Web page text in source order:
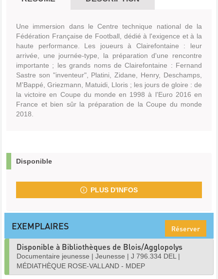
Une immersion dans le Centre technique national de la
Fédération Française de Football, dédié à l'exigence et à la
haute performance. Les joueurs à Clairefontaine : leur
arrivée, une journée-type, la préparation d'une rencontre
importante ; les grands noms de Clairefontaine : Fernand
Sastre son "inventeur", Platini, Zidane, Henry, Deschamps,
M'Bappé, Griezmann, Matuidi, Lloris ; les jours de gloire : de
la victoire en Coupe du monde en 1998 à l'Euro 2016 en
France et bien sûr la préparation de la Coupe du monde
2018.
Disponible
PLUS D'INFOS
EXEMPLAIRES Réserver
Disponible à Bibliothèques de Blois/Agglopolys
Documentaire jeunesse | Jeunesse | J 796.334 DEL |
MÉDIATHÈQUE ROSE-VALLAND - MDEP